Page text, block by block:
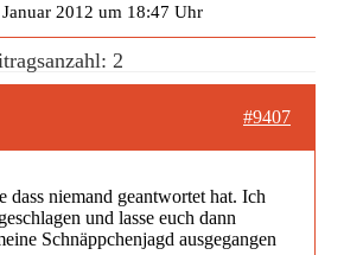
2012 um 18:47 Uhr
2
#9407
dass niemand geantwortet hat. Ich
und lasse euch dann
Schnäppchenjagd ausgegangen